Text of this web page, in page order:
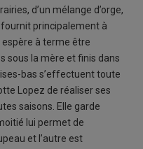
d’un mélange d’orge,
fournit principalement à
à terme être
sous la mère et finis dans
bas s’effectuent toute
Lopez de réaliser ses
saisons. Elle garde
lui permet de
et l’autre est